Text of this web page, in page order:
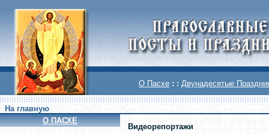
О Пасхе : : Двунадесятые
На главную
О ПАСХЕ
Видеорепортажи